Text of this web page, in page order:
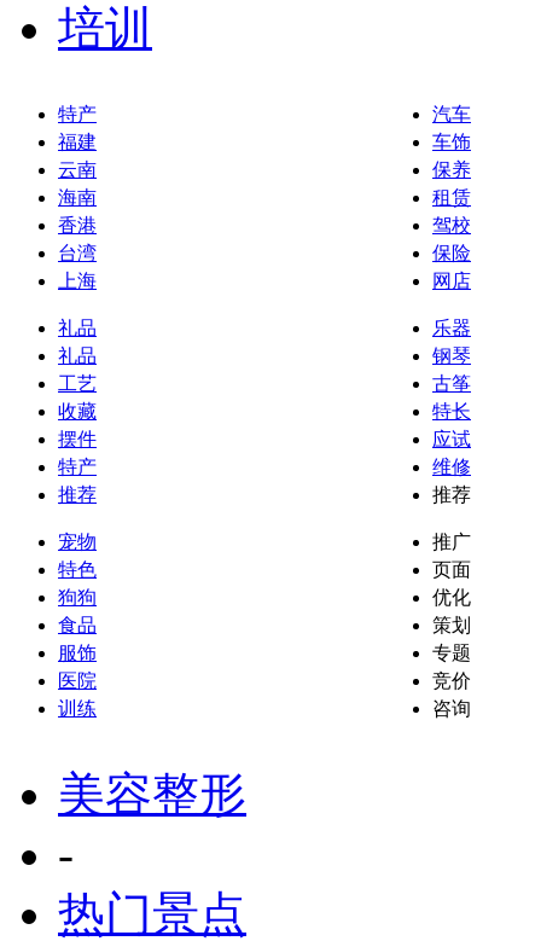
培训
特产
福建
云南
海南
香港
台湾
上海
礼品
礼品
工艺
收藏
摆件
特产
推荐
宠物
特色
狗狗
食品
服饰
医院
训练
汽车
车饰
保养
租赁
驾校
保险
网店
乐器
钢琴
古筝
特长
应试
维修
推荐
推广
页面
优化
策划
专题
竞价
咨询
美容整形
-
热门景点